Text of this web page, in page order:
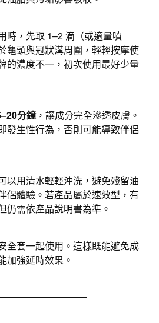
時，先取 1–2 滴（或適量噴
龜頭與冠狀溝周圍，輕輕按摩使
的濃度不一，初次使用最好少量
分鐘，讓成分完全滲透皮膚。
發生性行為，否則可能導致伴侶
以用清水輕輕沖洗，避免殘留油
侶體驗。若產品屬於速效型，有
仍需依產品說明書為準。
全套一起使用。這樣既能避免成
加強延時效果。